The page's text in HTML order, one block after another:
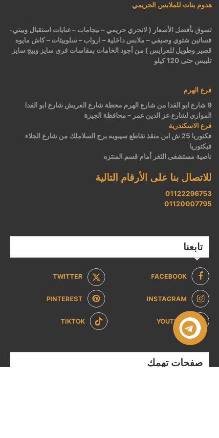
هدوم بنات للملابس الحريمي
تسوق بأفضل الأسعار ( لانجري حريمي – بيجامات – عبايات استقبال وبيتي-
فساتين شتوي وصيفي – ملابس داخلية – ارواب – سلوبيتات – كاش مايوه
قصير وطويل للعرايس ) من أجود الخامات بمقاسات فري سايز وبيج سايز
تلبيس حتى 120 كيلو
فرع الهرم
9 شارع ابو الفدا من شارع الهرم محطة شارع العريش شارع ابو الفدا
الموازي لشارع عز الدين عمر – محافظة الجيزة
فرع الاسكندرية
فكتوريا 25 ش ابن منقذ تقاطع سيبويه برج السلاملك من شارع الجلاء
فيكتوريا
ناصية مستشفى الثغر أمام قسم المنتزه
للاتصال بنا على الأرقام التالية
01122296753
01120007795
تابعنا
FACEBOOK
TWITTER
INSTAGRAM
PINTEREST
YOUTUBE
TIKTOK
صفحات تهمك